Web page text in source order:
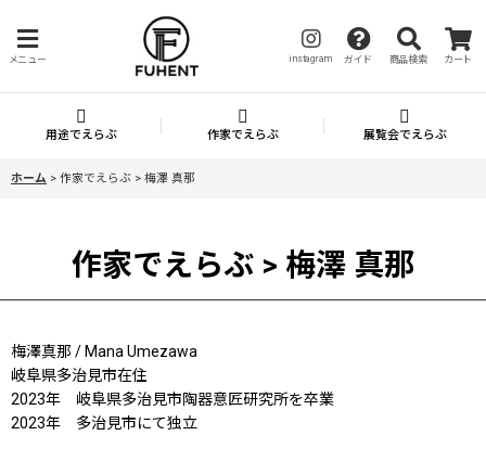
メニュー instagram ガイド 商品検索 カート
用途でえらぶ 作家でえらぶ 展覧会でえらぶ
ホーム > 作家でえらぶ > 梅澤 真那
作家でえらぶ > 梅澤 真那
梅澤真那 / Mana Umezawa
岐阜県多治見市在住
2023年 岐阜県多治見市陶器意匠研究所を卒業
2023年 多治見市にて独立